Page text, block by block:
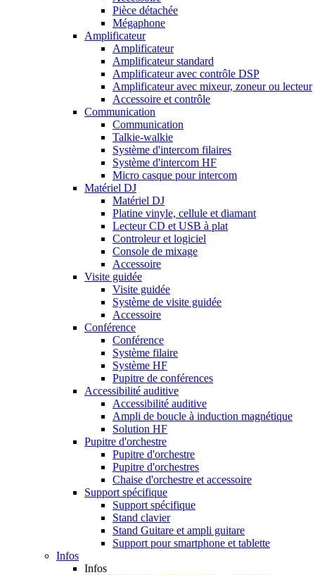
Pièce détachée
Mégaphone
Amplificateur
Amplificateur
Amplificateur standard
Amplificateur avec contrôle DSP
Amplificateur avec mixeur, zoneur ou lecteur
Accessoire et contrôle
Communication
Communication
Talkie-walkie
Système d'intercom filaires
Système d'intercom HF
Micro casque pour intercom
Matériel DJ
Matériel DJ
Platine vinyle, cellule et diamant
Lecteur CD et USB à plat
Controleur et logiciel
Console de mixage
Accessoire
Visite guidée
Visite guidée
Système de visite guidée
Accessoire
Conférence
Conférence
Système filaire
Système HF
Pupitre de conférences
Accessibilité auditive
Accessibilité auditive
Ampli de boucle à induction magnétique
Solution HF
Pupitre d'orchestre
Pupitre d'orchestre
Pupitre d'orchestres
Chaise d'orchestre et accessoire
Support spécifique
Support spécifique
Stand clavier
Stand Guitare et ampli guitare
Support pour smartphone et tablette
Infos
Infos